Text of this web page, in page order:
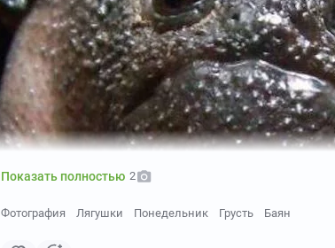
Показать полностью 2
Фотография Лягушки Понедельник Грусть Баян